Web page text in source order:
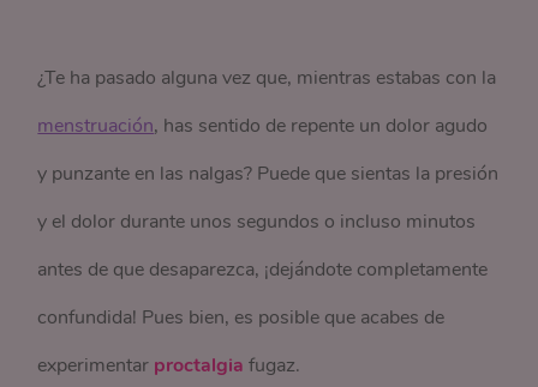
¿Te ha pasado alguna vez que, mientras estabas con la
menstruación, has sentido de repente un dolor agudo
y punzante en las nalgas? Puede que sientas la presión
y el dolor durante unos segundos o incluso minutos
antes de que desaparezca, ¡dejándote completamente
confundida! Pues bien, es posible que acabes de
experimentar proctalgia fugaz.